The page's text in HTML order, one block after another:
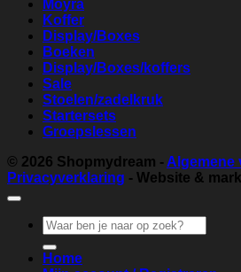
Moyra
Koffer
Display/Boxes
Boeken
Display/Boxes/koffers
Sale
Stoelen/zadelkruk
Startersets
Groepslessen
© 2026 Shopmydream - Algemene
Privacyverklaring - Website &
Zoeken
naar:
Home